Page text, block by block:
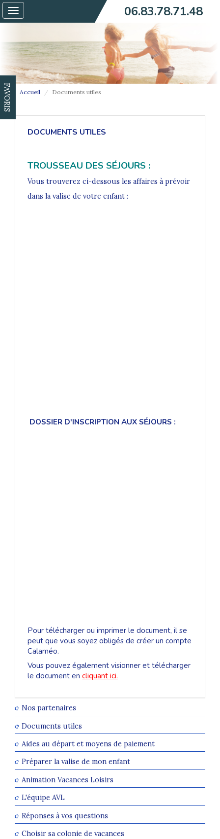
Toggle
navigation
06.83.78.71.48
FAVORIS Accueil Documents utiles
DOCUMENTS UTILES
TROUSSEAU DES SÉJOURS :
Vous trouverez ci-dessous les affaires à prévoir
dans la valise de votre enfant :
DOSSIER D'INSCRIPTION AUX SÉJOURS :
Pour télécharger ou imprimer le document, il se
peut que vous soyez obligés de créer un compte
Calaméo.
Vous pouvez également visionner et télécharger
le document en cliquant ici.
Nos partenaires
Documents utiles
Aides au départ et moyens de paiement
Préparer la valise de mon enfant
Animation Vacances Loisirs
L'équipe AVL
Réponses à vos questions
Choisir sa colonie de vacances